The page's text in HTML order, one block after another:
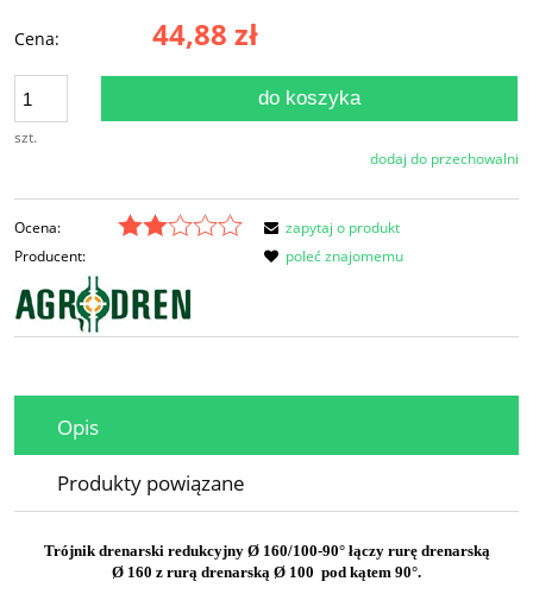
Cena: 44,88 zł
szt.
do koszyka
dodaj do przechowalni
Ocena:
Producent:
zapytaj o produkt
poleć znajomemu
Opis
Produkty powiązane
Trójnik drenarski redukcyjny Ø 160/100-90° łączy rurę drenarską
Ø 160 z rurą drenarską Ø 100 pod kątem 90°.